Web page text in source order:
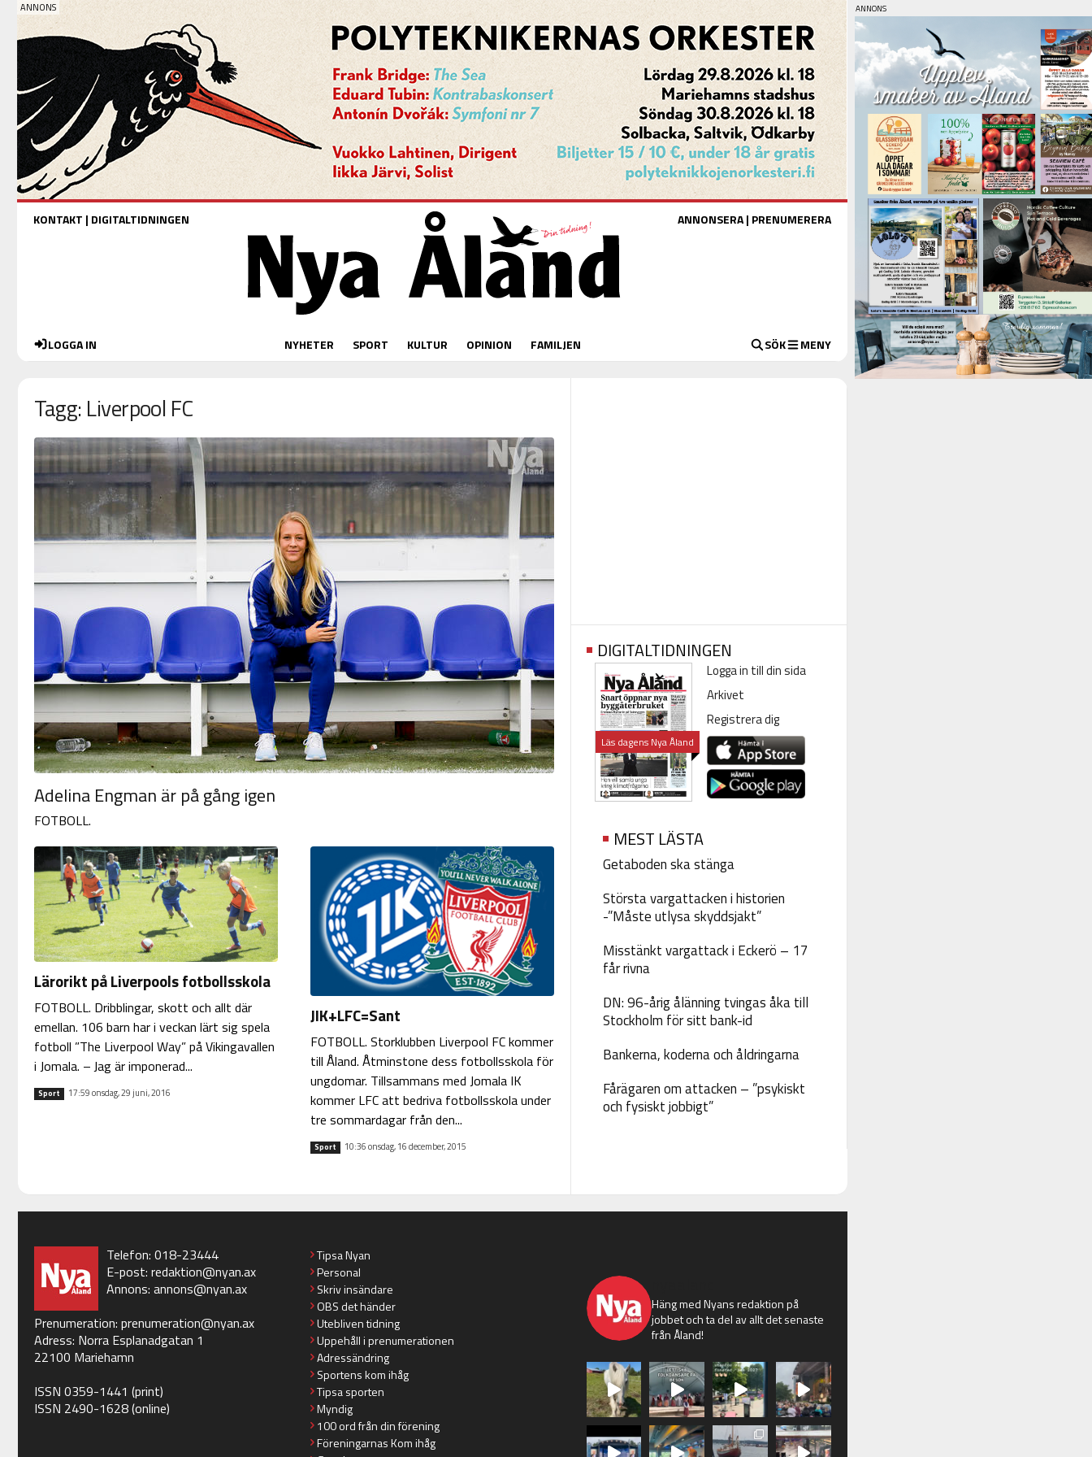
KONTAKT | DIGITALTIDNINGEN ANNONSERA| PRENUMERERA
LOGGA IN NYHETER SPORT KULTUR OPINION FAMILJEN SÖK MENY
Tagg: Liverpool FC
Adelina Engman är på gång igen
FOTBOLL.
Lärorikt på Liverpools fotbollsskola
FOTBOLL. Dribblingar, skott och allt där
emellan. 106 barn har i veckan lärt sig spela
fotboll ”The Liverpool Way” på Vikingavallen
i Jomala. – Jag är imponerad...
Sport 17:59 onsdag, 29 juni, 2016
JIK+LFC=Sant
FOTBOLL. Storklubben Liverpool FC kommer
till Åland. Åtminstone dess fotbollsskola för
ungdomar. Tillsammans med Jomala IK
kommer LFC att bedriva fotbollsskola under
tre sommardagar från den...
Sport 10:36 onsdag, 16 december, 2015
DIGITALTIDNINGEN
Läs dagens Nya Åland
Logga in till din sida
Arkivet
Registrera dig
MEST LÄSTA
Getaboden ska stänga
Största vargattacken i historien
-”Måste utlysa skyddsjakt”
Misstänkt vargattack i Eckerö – 17
får rivna
DN: 96-årig ålänning tvingas åka till
Stockholm för sitt bank-id
Bankerna, koderna och åldringarna
Fårägaren om attacken – ”psykiskt
och fysiskt jobbigt”
Telefon: 018-23444
E-post: redaktion@nyan.ax
Annons: annons@nyan.ax
Prenumeration: prenumeration@nyan.ax
Adress: Norra Esplanadgatan 1
22100 Mariehamn
ISSN 0359-1441 (print)
ISSN 2490-1628 (online)
Tipsa Nyan
Personal
Skriv insändare
OBS det händer
Utebliven tidning
Uppehåll i prenumerationen
Adressändring
Sportens kom ihåg
Tipsa sporten
Myndig
100 ord från din förening
Föreningarnas Kom ihåg
Häng med Nyans redaktion på
jobbet och ta del av allt det senaste
från Åland!